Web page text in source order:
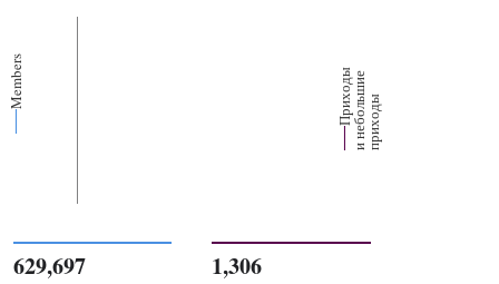
Members П
р
их
о
д
ы
и
н
е
б
о
ль
ш
ие
п
р
и
х
о
ды
629,697 1,306